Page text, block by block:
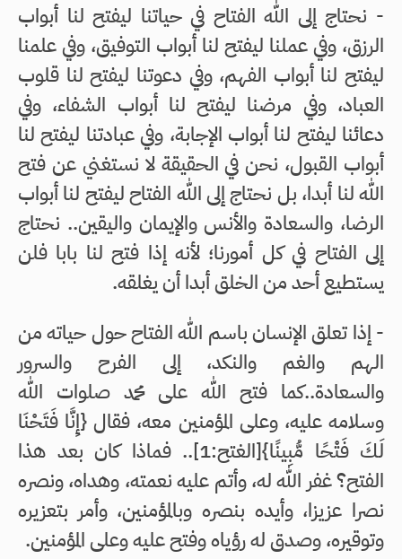
- نحتاج إلى الله الفتاح في حياتنا ليفتح لنا أبواب
الرزق، وفي عملنا ليفتح لنا أبواب التوفيق، وفي علمنا
ليفتح لنا أبواب الفهم، وفي دعوتنا ليفتح لنا قلوب
العباد، وفي مرضنا ليفتح لنا أبواب الشفاء، وفي
دعائنا ليفتح لنا أبواب الإجابة، وفي عبادتنا ليفتح لنا
أبواب القبول، نحن في الحقيقة لا نستغني عن فتح
الله لنا أبدا، بل نحتاج إلى الله الفتاح ليفتح لنا أبواب
الرضا، والسعادة والأنس والإيمان واليقين.. نحتاج
إلى الفتاح في كل أمورنا؛ لأنه إذا فتح لنا بابا فلن
يستطيع أحد من الخلق أبدا أن يغلقه.
- إذا تعلق الإنسان باسم الله الفتاح حول حياته من
الهم والغم والنكد، إلى الفرح والسرور
والسعادة..كما فتح الله على محمد صلوات الله
وسلامه عليه، وعلى المؤمنين معه، فقال {إِنَّا فَتَحْنَا
لَكَ فَتْحًا مُّبِينًا}[الغتح:1].. فماذا كان بعد هذا
الفتح؟ غفر الله له، وأتم عليه نعمته، وهداه، ونصره
نصرا عزيزا، وأيده بنصره وبالمؤمنين، وأمر بتعزيره
وتوقيره، وصدق له رؤياه وفتح عليه وعلى المؤمنين.